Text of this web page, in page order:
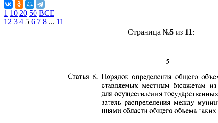
1 10 20 50 ВСЕ
1 2 3 4 5 6 7 8 ... 11
Страница №5 из 11: